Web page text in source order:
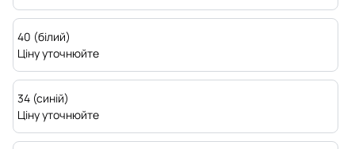
40 (білий)
Ціну уточнюйте
34 (синій)
Ціну уточнюйте